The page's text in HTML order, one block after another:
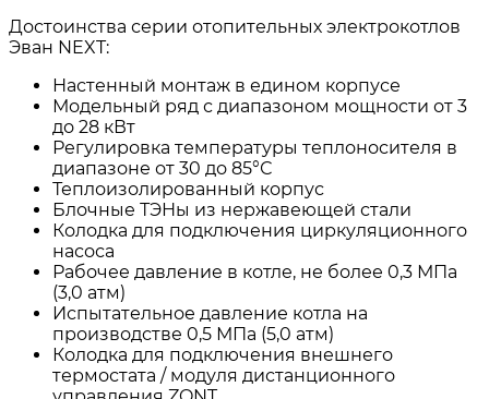
Достоинства серии отопительных электрокотлов
Эван NEXT:
Настенный монтаж в едином корпусе
Модельный ряд с диапазоном мощности от 3
до 28 кВт
Регулировка температуры теплоносителя в
диапазоне от 30 до 85°С
Теплоизолированный корпус
Блочные ТЭНы из нержавеющей стали
Колодка для подключения циркуляционного
насоса
Рабочее давление в котле, не более 0,3 МПa
(3,0 атм)
Испытательное давление котла на
производстве 0,5 МПа (5,0 атм)
Колодка для подключения внешнего
термостата / модуля дистанционного